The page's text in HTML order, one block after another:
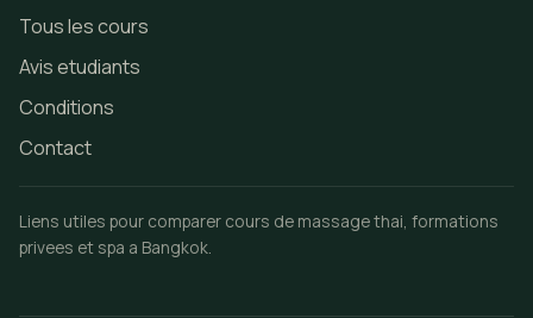
Tous les cours
Avis etudiants
Conditions
Contact
Liens utiles pour comparer cours de massage thai, formations
privees et spa a Bangkok.